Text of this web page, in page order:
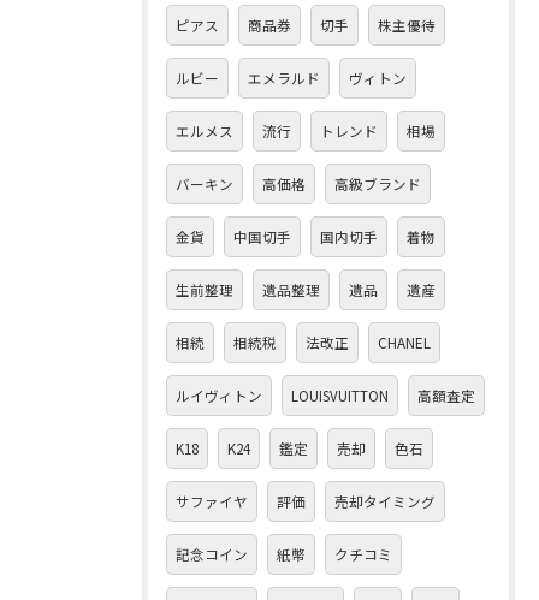
ピアス 商品券 切手 株主優待
ルビー エメラルド ヴィトン
エルメス 流行 トレンド 相場
バーキン 高価格 高級ブランド
金貨 中国切手 国内切手 着物
生前整理 遺品整理 遺品 遺産
相続 相続税 法改正 CHANEL
ルイヴィトン LOUISVUITTON 高額査定
K18 K24 鑑定 売却 色石
サファイヤ 評価 売却タイミング
記念コイン 紙幣 クチコミ